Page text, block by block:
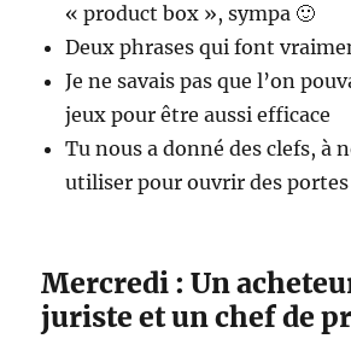
« product box », sympa 🙂
Deux phrases qui font
Je ne savais pas que l’on
jeux pour être aussi efficace
Tu nous a donné des clefs, à
utiliser pour ouvrir des portes
Mercredi : Un
juriste et un chef de